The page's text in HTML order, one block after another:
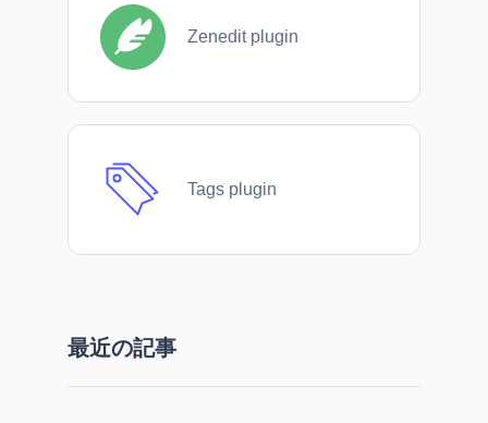
Zenedit plugin
Tags plugin
最近の記事